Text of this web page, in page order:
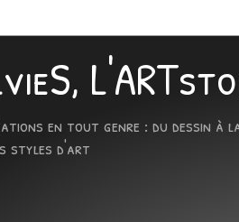
en tout genre : du dessin à
styles d'art